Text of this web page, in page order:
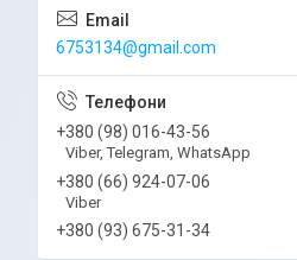
6753134@gmail.com
+380 (98) 016-43-56
Viber, Telegram, WhatsApp
+380 (66) 924-07-06
Viber
+380 (93) 675-31-34